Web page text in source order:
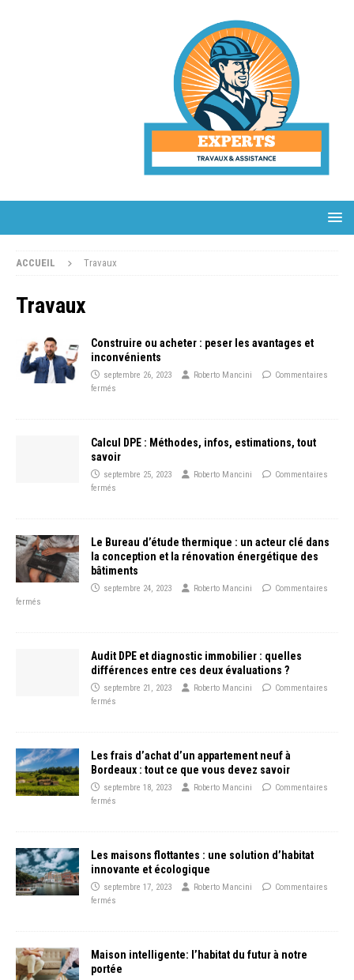
ACCUEIL Travaux
Travaux
Construire ou acheter : peser les avantages et
inconvénients
septembre 26, 2023 Roberto Mancini
Commentaires
fermés
Calcul DPE : Méthodes, infos, estimations, tout
savoir
septembre 25, 2023 Roberto Mancini
Commentaires
fermés
Le Bureau d’étude thermique : un acteur clé dans
la conception et la rénovation énergétique des
bâtiments
septembre 24, 2023 Roberto Mancini
Commentaires
fermés
Audit DPE et diagnostic immobilier : quelles
différences entre ces deux évaluations ?
septembre 21, 2023 Roberto Mancini
Commentaires
fermés
Les frais d’achat d’un appartement neuf à
Bordeaux : tout ce que vous devez savoir
septembre 18, 2023 Roberto Mancini
Commentaires
fermés
Les maisons flottantes : une solution d’habitat
innovante et écologique
septembre 17, 2023 Roberto Mancini
Commentaires
fermés
Maison intelligente: l’habitat du futur à notre
portée